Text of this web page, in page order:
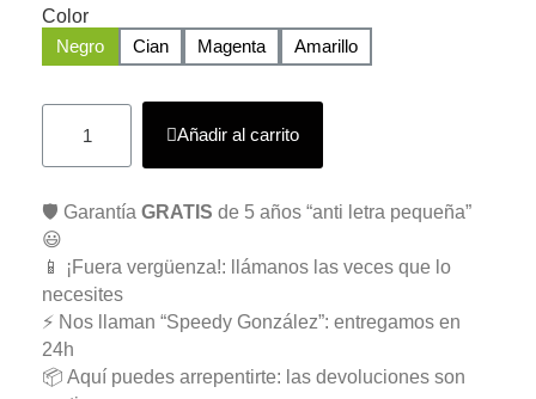
Color
Negro
Cian Magenta Amarillo
Añadir al carrito
🛡️ Garantía GRATIS de 5 años “anti letra pequeña”
😃
📱 ¡Fuera vergüenza!: llámanos las veces que lo
necesites
⚡ Nos llaman “Speedy González”: entregamos en
24h
📦 Aquí puedes arrepentirte: las devoluciones son